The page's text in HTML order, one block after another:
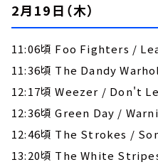
2月19日（木）
11:06頃 Foo Fighters /
11:36頃 The Dandy
12:17頃 Weezer / Don't
12:36頃 Green Day /
12:46頃 The Strokes /
13:20頃 The White